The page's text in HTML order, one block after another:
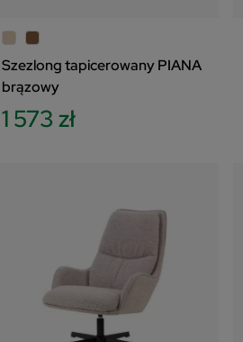
Szezlong tapicerowany PIANA
brązowy
1 573 zł